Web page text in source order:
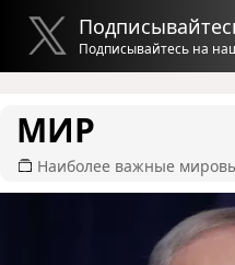
Подписывайтесь на
МИР
Наиболее важные